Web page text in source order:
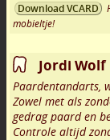
Download VCARD
mobieltje!
Jordi Wolf
Paardentandarts,
Zowel met als
gedrag paard en
Controle altijd